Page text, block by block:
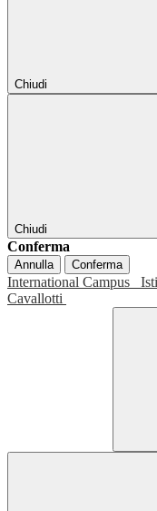
Chiudi
Chiudi
Conferma
Annulla Conferma
International Campus
Cavallotti